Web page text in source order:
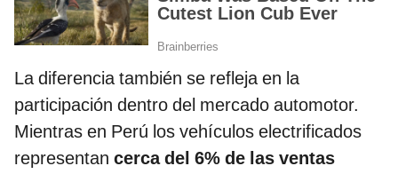
La diferencia también se refleja en la
participación dentro del mercado automotor.
Mientras en Perú los vehículos electrificados
representan cerca del 6% de las ventas